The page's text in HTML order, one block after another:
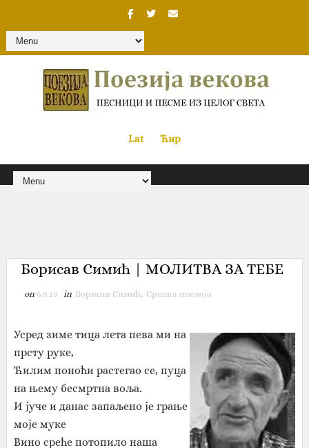
Lat« Ћир
Борисав Симић | МОЛИТВА ЗА ТЕБЕ
on 6.9.19 in Борисав Симић, Српска поезија
Усред зиме тица лета пева ми на
прсту руке,
Ћилим поноћи растегао се, пуца
на њему бесмртна воља.
И јуче и данас запаљено је грање
моје муке
Вино среће потопило наша